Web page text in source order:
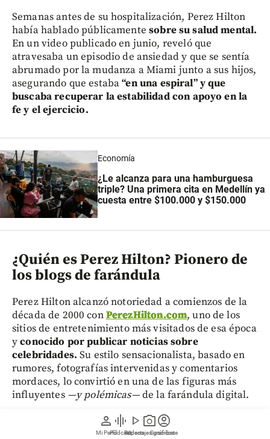
person
Mi Perfil
graphic_eq
Pódcast
play_arrow
Videos
photo_camera
Reportajes gráficos
account_circle
Suscríbete
Semanas antes de su hospitalización, Perez Hilton
había hablado públicamentesobre su salud mental.
En un video publicado en junio, reveló que
atravesaba un episodio de ansiedad y que se sentía
abrumado por la mudanza a Miami junto a sus hijos,
asegurando que estaba“en una espiral” y que
buscaba recuperar la estabilidad con apoyo en la
fe y el ejercicio.
Economía
¿Le alcanza para una hamburguesa
triple? Una primera cita en Medellín ya
cuesta entre $100.000 y $150.000
¿Quién es Perez Hilton? Pionero de
los blogs de farándula
Perez Hilton alcanzó notoriedad a comienzos de la
década de 2000 conPerezHilton.com, uno de los
sitios de entretenimiento más visitados de esa época
yconocido por publicar noticias sobre
celebridades.Su estilo sensacionalista, basado en
rumores, fotografías intervenidas y comentarios
mordaces, lo convirtió en una de las figuras más
influyentes —y polémicas—de la farándula digital.
Durante esos años fue duramente cuestionado por la